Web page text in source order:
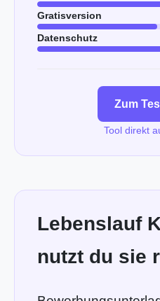
Gratisversion
Datenschutz
Zum
Tool direkt
Lebenslauf
nutzt du sie